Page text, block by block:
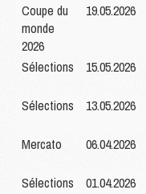
Coupe du
monde
2026
19.05.2026
Sélections 15.05.2026
Sélections
13.05.2026
Mercato
06.04.2026
Sélections
01.04.2026